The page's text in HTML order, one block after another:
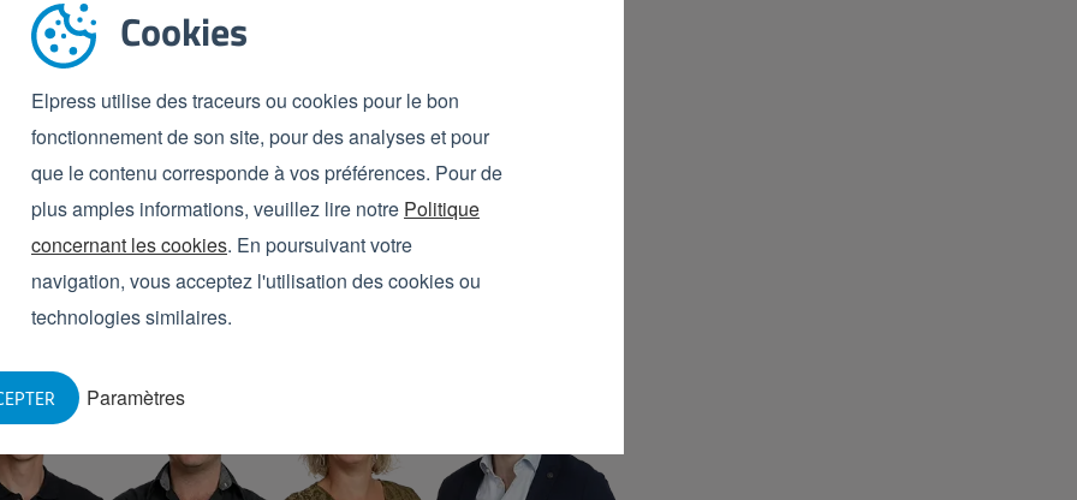
Cookies
Elpress utilise des traceurs ou cookies pour le bon
fonctionnement de son site, pour des analyses et pour
que le contenu corresponde à vos préférences. Pour de
plus amples informations, veuillez lire notre Politique
concernant les cookies. En poursuivant votre
navigation, vous acceptez l'utilisation des cookies ou
technologies similaires.
Paramètres
Contactavec nosexperts
Nos experts sont prêts à vous conseiller personnellement
pour faire les bons choix en matière d'hygiène.
Adresse de contact Appelez-nous